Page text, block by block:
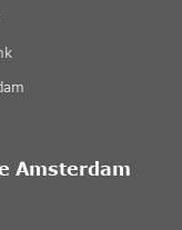
Amsterdam